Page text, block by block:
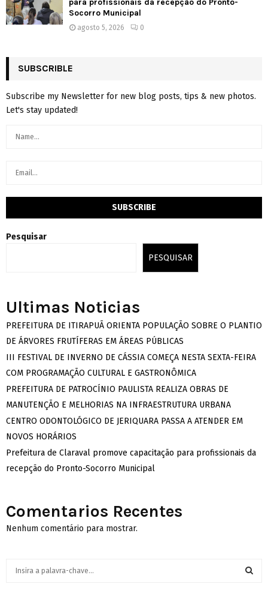
para profissionais da recepção do Pronto-
Socorro Municipal
agosto 5, 2026 0
SUBSCRIBLE
Subscribe my Newsletter for new blog posts, tips & new photos.
Let's stay updated!
Pesquisar
PESQUISAR
Ultimas Noticias
PREFEITURA DE ITIRAPUÃ ORIENTA POPULAÇÃO SOBRE O PLANTIO
DE ÁRVORES FRUTÍFERAS EM ÁREAS PÚBLICAS
III FESTIVAL DE INVERNO DE CÁSSIA COMEÇA NESTA SEXTA-FEIRA
COM PROGRAMAÇÃO CULTURAL E GASTRONÔMICA
PREFEITURA DE PATROCÍNIO PAULISTA REALIZA OBRAS DE
MANUTENÇÃO E MELHORIAS NA INFRAESTRUTURA URBANA
CENTRO ODONTOLÓGICO DE JERIQUARA PASSA A ATENDER EM
NOVOS HORÁRIOS
Prefeitura de Claraval promove capacitação para profissionais da
recepção do Pronto-Socorro Municipal
Comentarios Recentes
Nenhum comentário para mostrar.